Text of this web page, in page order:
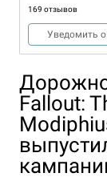
169 отзывов
Уведомить
Fallout: